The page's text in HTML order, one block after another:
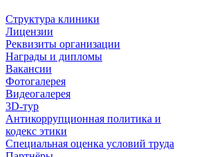
Структура клиники
Лицензии
Реквизиты организации
Награды и дипломы
Вакансии
Фотогалерея
Видеогалерея
3D-тур
Антикоррупционная политика и
кодекс этики
Специальная оценка условий труда